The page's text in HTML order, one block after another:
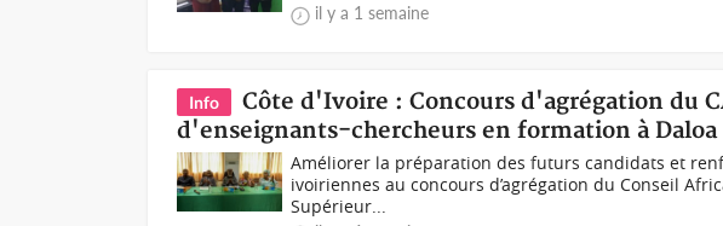
il y a 1 semaine
Info
Côte d'Ivoire : Concours d'agrégation du
d'enseignants-chercheurs en formation à Daloa
Améliorer la préparation des futurs candidats et
ivoiriennes au concours d’agrégation du Conseil
Supérieur...